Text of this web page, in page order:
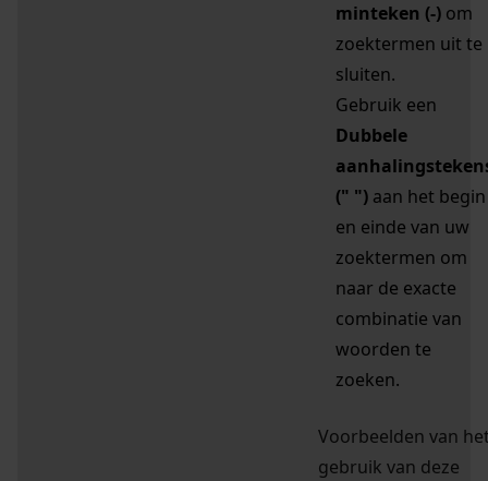
minteken (-) om
zoektermen uit te
sluiten.
Gebruik een
Dubbele
(" ") aan het begin
en einde van uw
zoektermen om
naar de exacte
combinatie van
woorden te
zoeken.
Voorbeelden van
gebruik van deze